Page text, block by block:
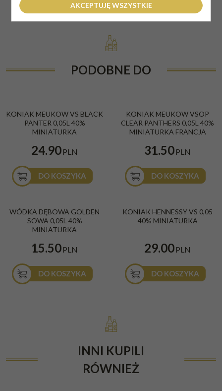
PODOBNE DO
KONIAK MEUKOW VS BLACK
PANTER 0,05L 40%
MINIATURKA
24.90PLN
DO KOSZYKA
KONIAK MEUKOW VSOP
CLEAR PANTHERS 0,05L 40%
MINIATURKA FRANCJA
31.50PLN
DO KOSZYKA
WÓDKA DĘBOWA GOLDEN
SOWA 0,05L 40%
MINIATURKA
15.50PLN
DO KOSZYKA
KONIAK HENNESSY VS 0,05
40% MINIATURKA
29.00PLN
DO KOSZYKA
INNI KUPILI
RÓWNIEŻ
AKCEPTUJĘ WSZYSTKIE